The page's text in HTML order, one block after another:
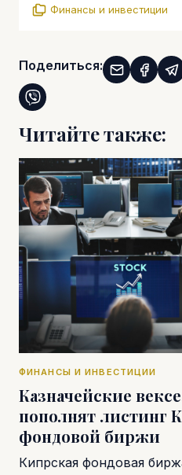
Финансы и инвестиции
Поделиться:
Читайте также:
ФИНАНСЫ И ИНВЕСТИЦИИ
Казначейские
пополнят листинг
фондовой биржи
Кипрская фондовая